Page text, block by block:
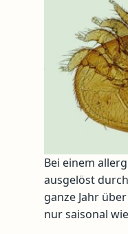
Bei einem
ausgelöst
ganze Jahr
nur saisonal